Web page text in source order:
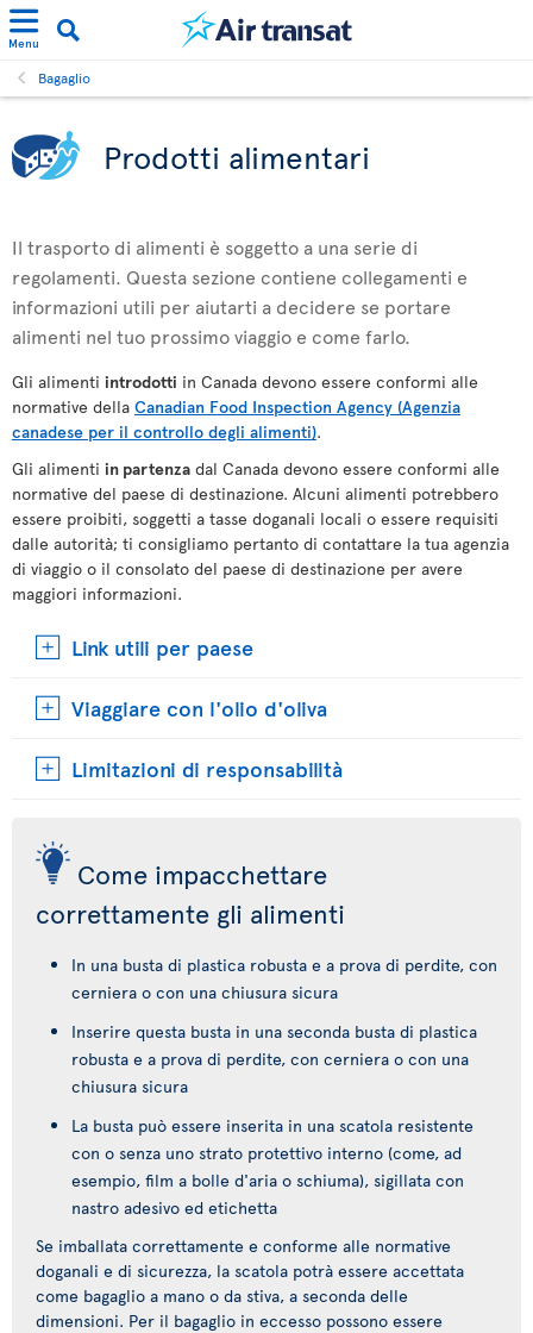
Menu
Bagaglio
Prodotti alimentari
Il trasporto di alimenti è soggetto a una serie di
regolamenti. Questa sezione contiene collegamenti e
informazioni utili per aiutarti a decidere se portare
alimenti nel tuo prossimo viaggio e come farlo.
Gli alimenti introdotti in Canada devono essere conformi alle
normative della Canadian Food Inspection Agency (Agenzia
canadese per il controllo degli alimenti).
Gli alimenti in partenza dal Canada devono essere conformi alle
normative del paese di destinazione. Alcuni alimenti potrebbero
essere proibiti, soggetti a tasse doganali locali o essere requisiti
dalle autorità; ti consigliamo pertanto di contattare la tua agenzia
di viaggio o il consolato del paese di destinazione per avere
maggiori informazioni.
Link utili per paese
Viaggiare con l'olio d'oliva
Limitazioni di responsabilità
Come impacchettare
correttamente gli alimenti
In una busta di plastica robusta e a prova di perdite, con
cerniera o con una chiusura sicura
Inserire questa busta in una seconda busta di plastica
robusta e a prova di perdite, con cerniera o con una
chiusura sicura
La busta può essere inserita in una scatola resistente
con o senza uno strato protettivo interno (come, ad
esempio, film a bolle d'aria o schiuma), sigillata con
nastro adesivo ed etichetta
Se imballata correttamente e conforme alle normative
doganali e di sicurezza, la scatola potrà essere accettata
come bagaglio a mano o da stiva, a seconda delle
dimensioni. Per il bagaglio in eccesso possono essere